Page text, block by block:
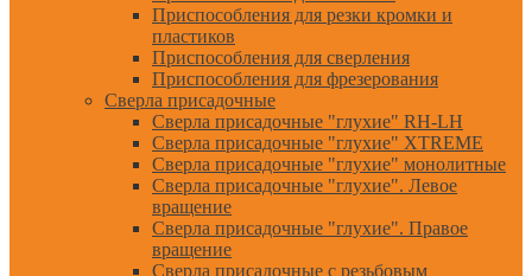
Приспособления для резки кромки и
пластиков
Приспособления для сверления
Приспособления для фрезерования
Сверла присадочные
Сверла присадочные "глухие" RH-LH
Сверла присадочные "глухие" XTREME
Сверла присадочные "глухие" монолитные
Сверла присадочные "глухие". Левое
вращение
Сверла присадочные "глухие". Правое
вращение
Сверла присадочные с резьбовым